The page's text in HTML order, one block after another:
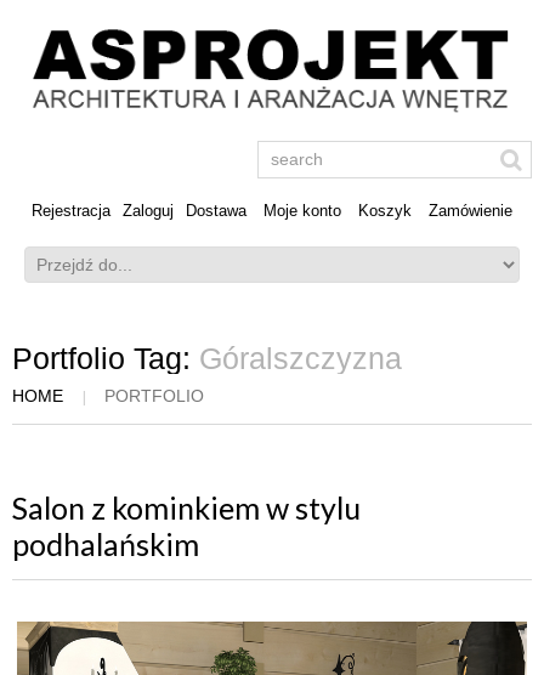
Rejestracja Zaloguj Dostawa Moje konto Koszyk Zamówienie
Portfolio Tag: Góralszczyzna
HOME PORTFOLIO
Salon z kominkiem w stylu
podhalańskim